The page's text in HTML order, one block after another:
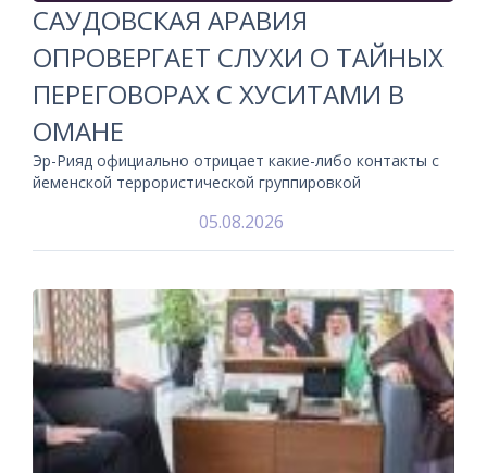
САУДОВСКАЯ АРАВИЯ
ОПРОВЕРГАЕТ СЛУХИ О ТАЙНЫХ
ПЕРЕГОВОРАХ С ХУСИТАМИ В
ОМАНЕ
Эр-Рияд официально отрицает какие-либо контакты с
йеменской террористической группировкой
05.08.2026